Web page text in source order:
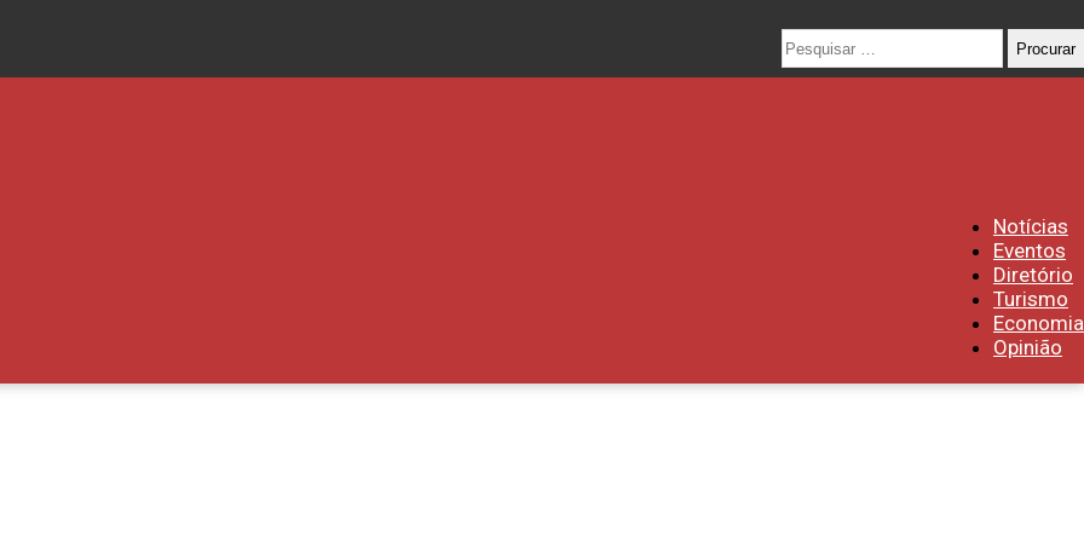
Procurar
por:
Procurar
Notícias
Eventos
Diretório
Turismo
Economia
Opinião